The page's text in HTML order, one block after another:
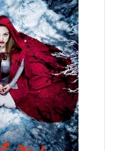
される。
の大ヒットで女流監督と
る。
監督
指揮
ン(2005) 監督
かった愛のこと(2003) 監